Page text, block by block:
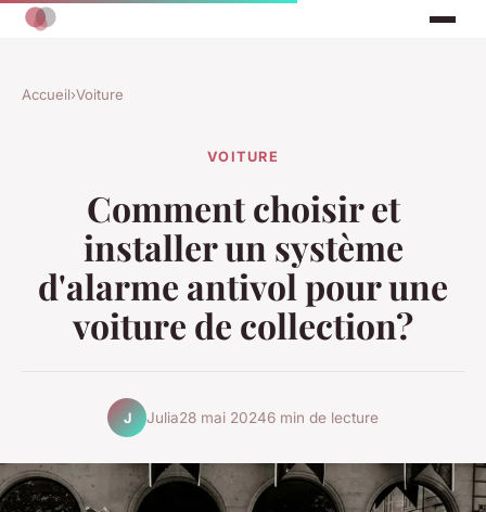
Accueil›Voiture
VOITURE
Comment choisir et
installer un système
d'alarme antivol pour une
voiture de collection?
J Julia28 mai 20246 min de lecture